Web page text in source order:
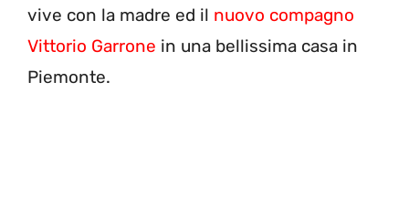
vive con la madre ed il nuovo compagno
Vittorio Garrone in una bellissima casa in
Piemonte.